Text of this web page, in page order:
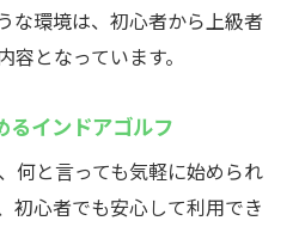
な環境は、初心者から上級者
容となっています。
るインドアゴルフ
何と言っても気軽に始められ
初心者でも安心して利用でき